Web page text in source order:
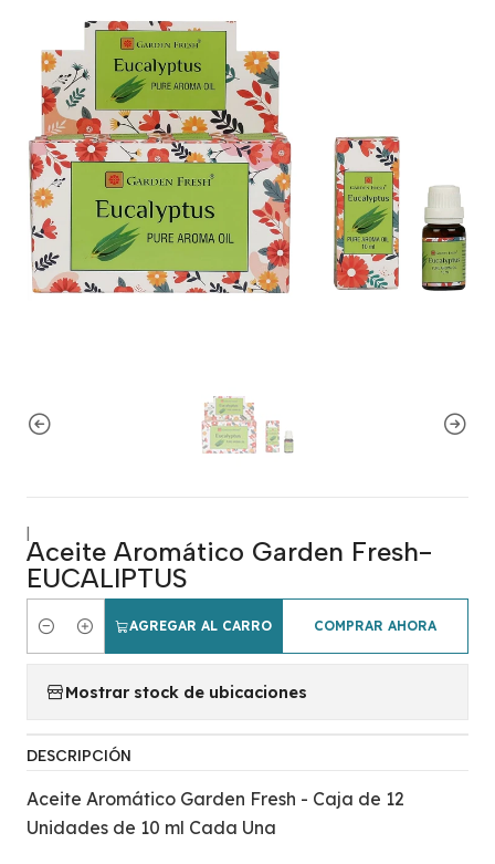
|
Aceite Aromático Garden Fresh-
EUCALIPTUS
Cantidad
AGREGAR AL CARRO COMPRAR AHORA
Mostrar stock de ubicaciones
DESCRIPCIÓN
Aceite Aromático Garden Fresh - Caja de 12
Unidades de 10 ml Cada Una